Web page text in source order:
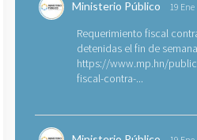
Ministerio Público 19 Ene
Requerimiento fiscal
detenidas el fin de
https://www.mp.hn/
fiscal-contra-...